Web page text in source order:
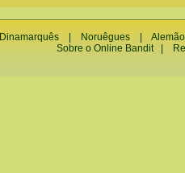
Dinamarquês Noruêgues
Alemão
Sobre o Online Bandit|